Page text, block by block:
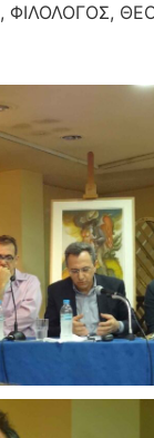
, ΦΙΛΟΛΟΓΟΣ,